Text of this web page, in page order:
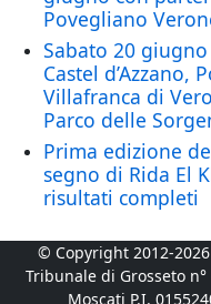
Povegliano
Sabato 20
Castel d’Azzano,
Villafranca di
Parco delle
Prima edizione
segno di Rida El
risultati completi
© Copyright 2012-
Tribunale di Grosseto
Moscati P.I.